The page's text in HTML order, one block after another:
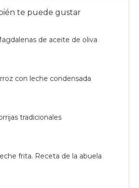
te puede gustar
de aceite de oliva
con leche condensada
tradicionales
frita. Receta de la abuela